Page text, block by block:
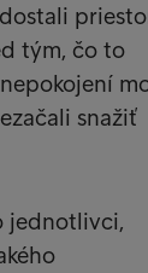
tým, čo to
snažiť
jednotlivci,